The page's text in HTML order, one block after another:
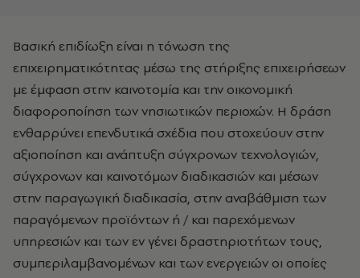
Βασική επιδίωξη είναι η τόνωση της
επιχειρηματικότητας μέσω της στήριξης επιχειρήσεων
με έμφαση στην καινοτομία και την οικονομική
διαφοροποίηση των νησιωτικών περιοχών. Η δράση
ενθαρρύνει επενδυτικά σχέδια που στοχεύουν στην
αξιοποίηση και ανάπτυξη σύγχρονων τεχνολογιών,
σύγχρονων και καινοτόμων διαδικασιών και μέσων
στην παραγωγική διαδικασία, στην αναβάθμιση των
παραγόμενων προϊόντων ή / και παρεχόμενων
υπηρεσιών και των εν γένει δραστηριοτήτων τους,
συμπεριλαμβανομένων και των ενεργειών οι οποίες